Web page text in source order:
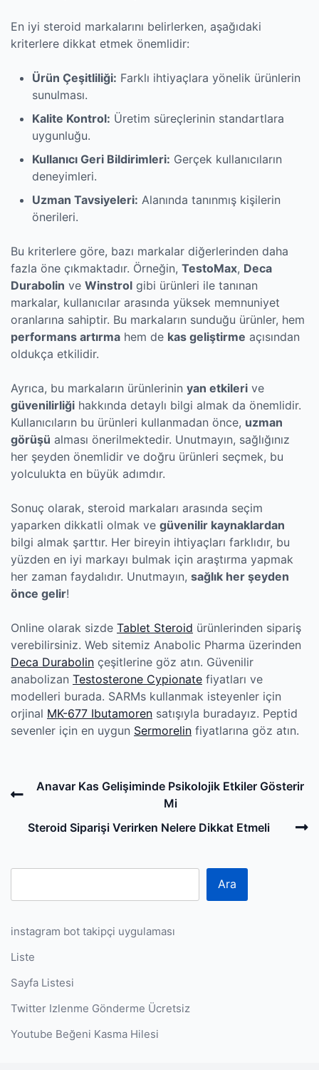
En iyi steroid markalarını belirlerken, aşağıdaki
kriterlere dikkat etmek önemlidir:
Ürün Çeşitliliği: Farklı ihtiyaçlara yönelik ürünlerin
sunulması.
Kalite Kontrol: Üretim süreçlerinin standartlara
uygunluğu.
Kullanıcı Geri Bildirimleri: Gerçek kullanıcıların
deneyimleri.
Uzman Tavsiyeleri: Alanında tanınmış kişilerin
önerileri.
Bu kriterlere göre, bazı markalar diğerlerinden daha
fazla öne çıkmaktadır. Örneğin, TestoMax, Deca
Durabolin ve Winstrol gibi ürünleri ile tanınan
markalar, kullanıcılar arasında yüksek memnuniyet
oranlarına sahiptir. Bu markaların sunduğu ürünler, hem
performans artırma hem de kas geliştirme açısından
oldukça etkilidir.
Ayrıca, bu markaların ürünlerinin yan etkileri ve
güvenilirliği hakkında detaylı bilgi almak da önemlidir.
Kullanıcıların bu ürünleri kullanmadan önce, uzman
görüşü alması önerilmektedir. Unutmayın, sağlığınız
her şeyden önemlidir ve doğru ürünleri seçmek, bu
yolculukta en büyük adımdır.
Sonuç olarak, steroid markaları arasında seçim
yaparken dikkatli olmak ve güvenilir kaynaklardan
bilgi almak şarttır. Her bireyin ihtiyaçları farklıdır, bu
yüzden en iyi markayı bulmak için araştırma yapmak
her zaman faydalıdır. Unutmayın, sağlık her şeyden
önce gelir!
Online olarak sizde Tablet Steroid ürünlerinden sipariş
verebilirsiniz. Web sitemiz Anabolic Pharma üzerinden
Deca Durabolin çeşitlerine göz atın. Güvenilir
anabolizan Testosterone Cypionate fiyatları ve
modelleri burada. SARMs kullanmak isteyenler için
orjinal MK-677 Ibutamoren satışıyla buradayız. Peptid
sevenler için en uygun Sermorelin fiyatlarına göz atın.
Post
PreviousAnavar Kas Gelişiminde Psikolojik Etkiler Gösterir
Mi
Steroid Siparişi Verirken Nelere Dikkat Etmeli
Ara
instagram bot takipçi uygulaması
Liste
Sayfa Listesi
Twitter Izlenme Gönderme Ücretsiz
Youtube Beğeni Kasma Hilesi